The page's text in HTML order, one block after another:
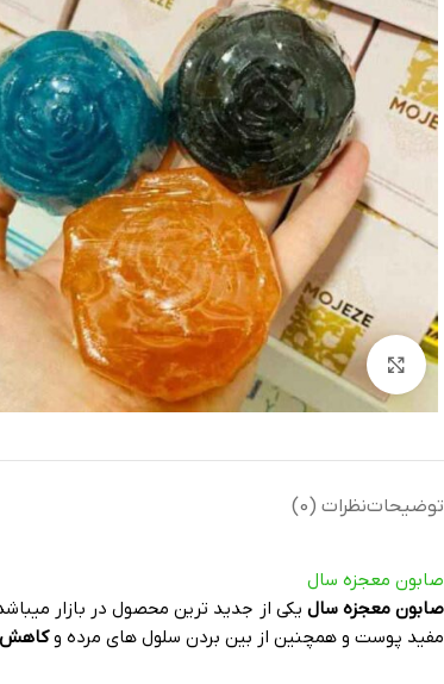
بزرگنمایی تصویر
توضیحاتنظرات (0)
صابون معجزه سال
صابون معجزه سال
مفید پوست و همچنین از بین بردن سلول های مرده وکاهش